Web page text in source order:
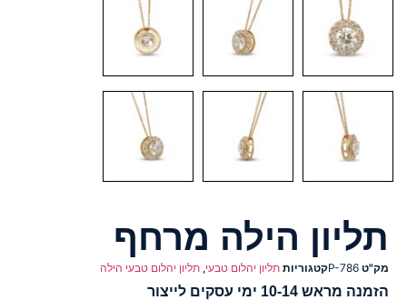
תליון הילה מרחף
מק"ט P-786קטגוריות תליון יהלום טבעי, תליון יהלום טבעי הילה
הזמנה מראש 10-14 ימי עסקים לייצור